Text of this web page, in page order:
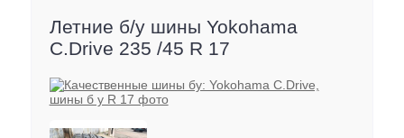
Летние б/у шины Yokohama
C.Drive 235 /45 R 17